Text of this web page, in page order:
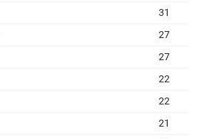
31
27
27
22
22
21